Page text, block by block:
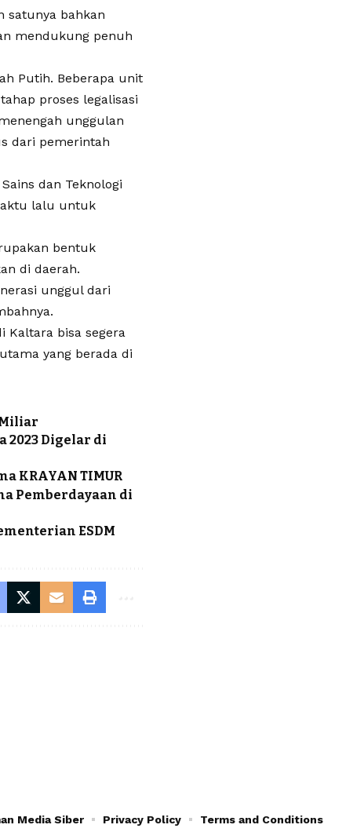
satunya bahkan
mendukung penuh
Putih. Beberapa unit
proses legalisasi
unggulan
dari pemerintah
dan Teknologi
lalu untuk
bentuk
di daerah.
unggul dari
Kaltara bisa segera
yang berada di
Miliar
2023 Digelar di
KRAYAN TIMUR
Pemberdayaan di
ESDM
Media Siber Privacy Policy Terms and Conditions